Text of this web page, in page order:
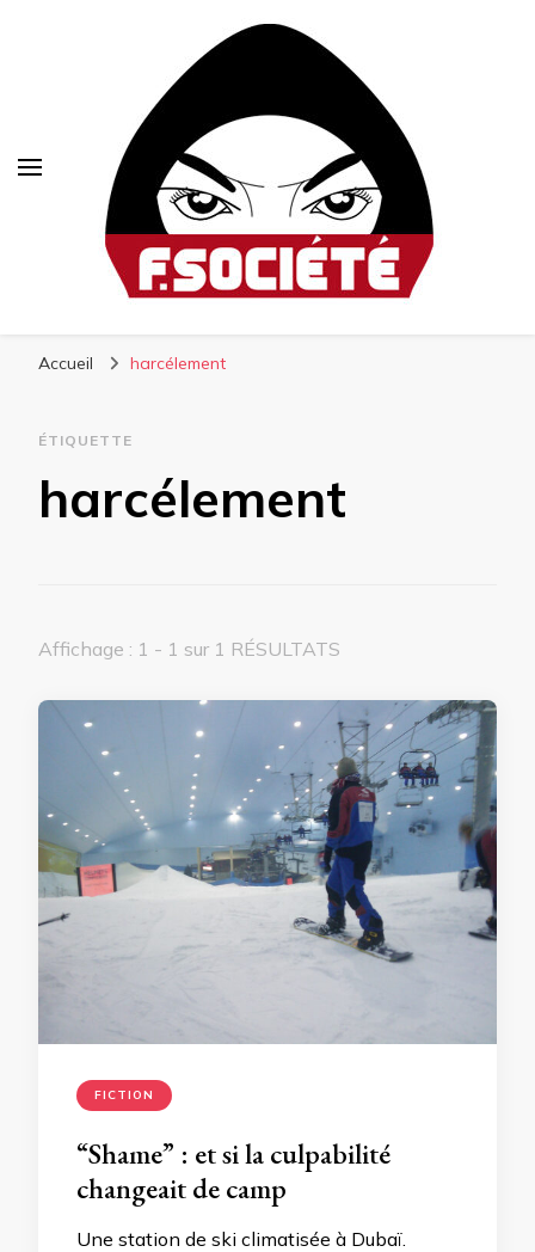
Accueil harcélement
ÉTIQUETTE
harcélement
Affichage : 1 - 1 sur 1 RÉSULTATS
FICTION
“Shame” : et si la culpabilité
changeait de camp
Une station de ski climatisée à Dubaï.